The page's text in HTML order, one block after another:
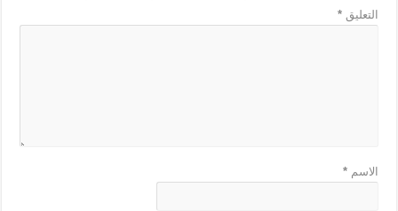
التعليق*
الاسم*